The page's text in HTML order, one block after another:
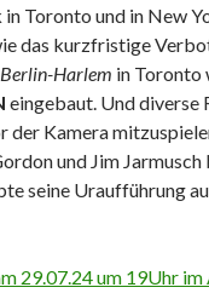
Toronto und in New
das kurzfristige
Harlem in Toronto
eingebaut. Und diverse
der Kamera
und Jim
seine Uraufführung
29.07.24 um 19Uhr im